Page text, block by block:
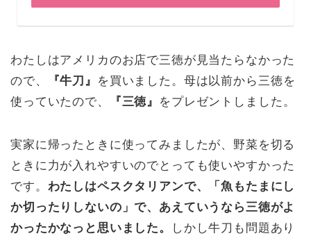
わたしはアメリカのお店で三徳が見当たらなかった
ので、
『牛刀』
を買いました。母は以前から三徳を
使っていたので、
『三徳』 をプレゼントしました。
実家に帰ったときに使ってみましたが、野菜を切る
ときに力が入れやすいのでとっても使いやすかった
です。 わたしはペスクタリアンで、「魚もたまにし
か切ったりしないの」で、あえていうなら三徳がよ
かったかなっと思いました。
しかし牛刀も問題あり